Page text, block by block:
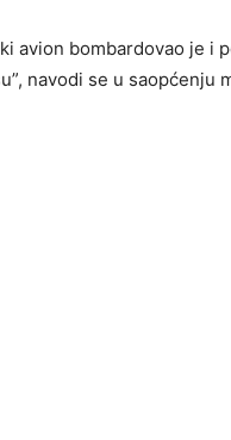
avion bombardovao je i
navodi se u saopćenju